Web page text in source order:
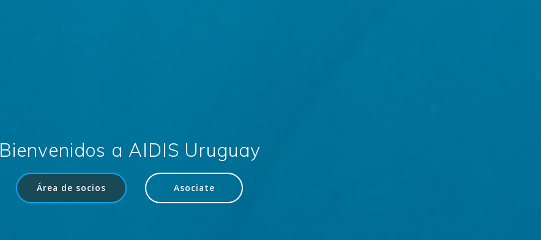
Bienvenidos a AIDIS Uruguay
Área de socios Asociate